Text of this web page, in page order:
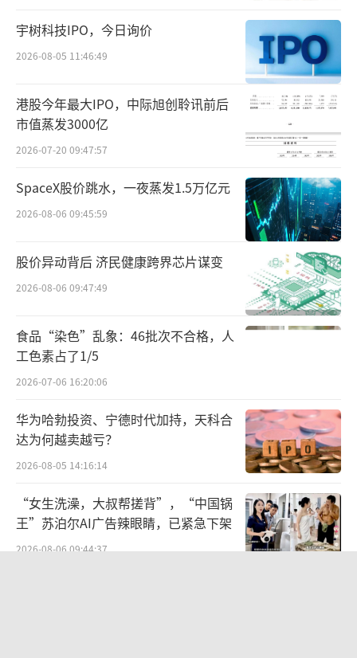
巴菲特大撤退的逻辑是什么？
巴菲特这位被誉为股神的投资大师，其每
一次投资决策都备受关注，尤其是在他大规模
抛售苹果股票的背景下，这一举动引发了市场
的热议，而在一系列的操作背后，巴菲特的逻
辑到底是什么？这才是最值得我们关注的事
首先，巴菲特大规模抛售苹果的深意值得
关注。巴菲特之前大规模抛售苹果股票，单独
来看，似乎是一个再正常不过的决策。毕竟，
他在苹果的投资上已经获得了巨额的利润，选
择落袋为安，避免被征收过高的资本利得税，
宇树科技IPO，今日询价
2026-08-05 11:46:49
港股今年最大IPO，中际旭创聆讯前后
市值蒸发3000亿
2026-07-20 09:47:57
SpaceX股价跳水，一夜蒸发1.5万亿元
2026-08-06 09:45:59
股价异动背后 济民健康跨界芯片谋变
2026-08-06 09:47:49
食品“染色”乱象：46批次不合格，人
工色素占了1/5
2026-07-06 16:20:06
华为哈勃投资、宁德时代加持，天科合
达为何越卖越亏？
2026-08-05 14:16:14
“女生洗澡，大叔帮搓背”，“中国锅
王”苏泊尔AI广告辣眼睛，已紧急下架
2026-08-06 09:44:37